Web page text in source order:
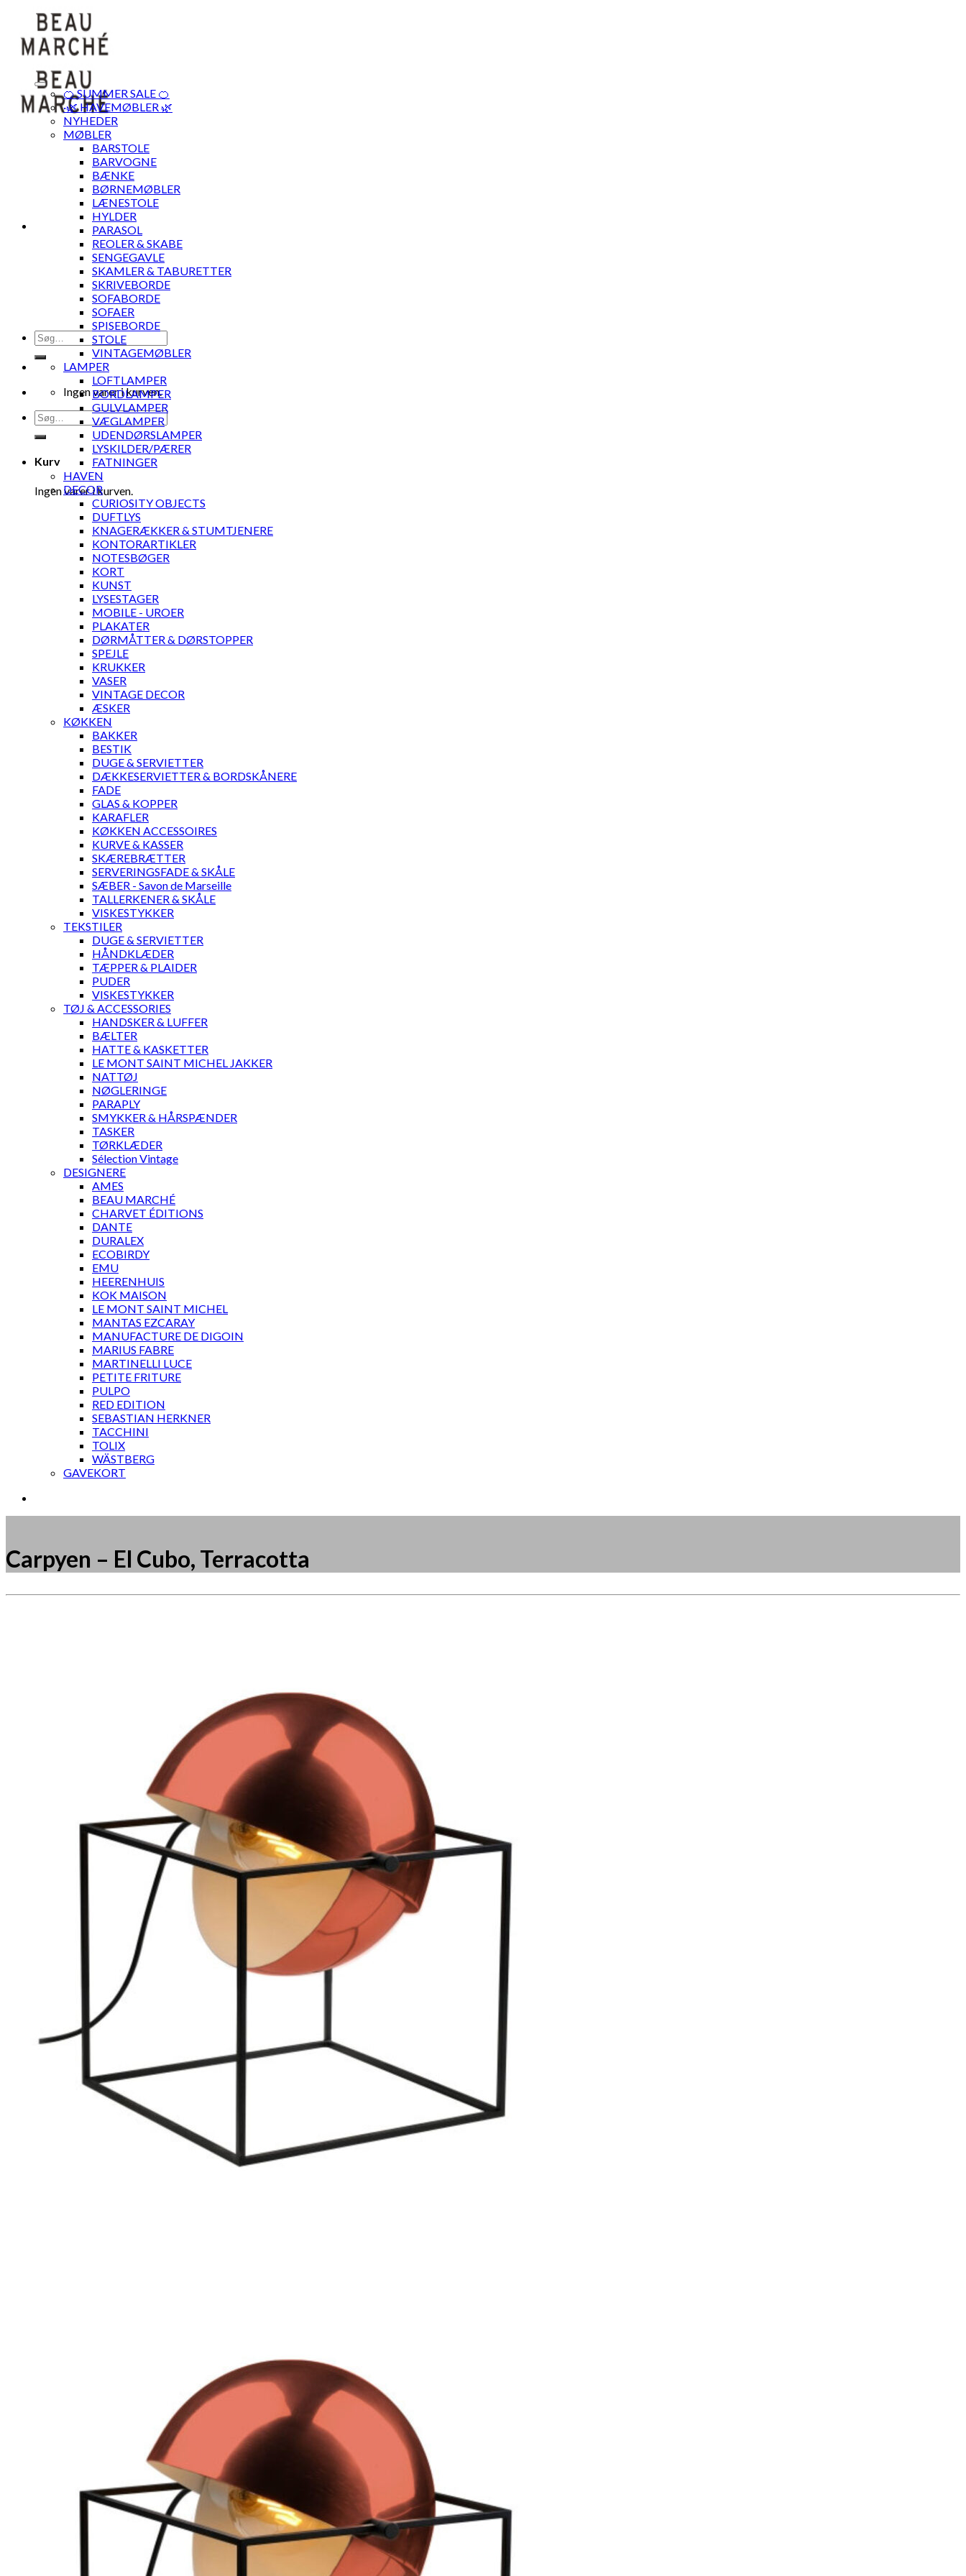
content
Søg
efter:
Ingen varer i kurven.
Søg
efter:
Kurv
Ingen varer i kurven.
🍊 SUMMER SALE 🍊
·🌿 HAVEMØBLER 🌿
NYHEDER
MØBLER
BARSTOLE
BARVOGNE
BÆNKE
BØRNEMØBLER
LÆNESTOLE
HYLDER
PARASOL
REOLER & SKABE
SENGEGAVLE
SKAMLER & TABURETTER
SKRIVEBORDE
SOFABORDE
SOFAER
SPISEBORDE
STOLE
VINTAGEMØBLER
LAMPER
LOFTLAMPER
BORDLAMPER
GULVLAMPER
VÆGLAMPER
UDENDØRSLAMPER
LYSKILDER/PÆRER
FATNINGER
HAVEN
DECOR
CURIOSITY OBJECTS
DUFTLYS
KNAGERÆKKER & STUMTJENERE
KONTORARTIKLER
NOTESBØGER
KORT
KUNST
LYSESTAGER
MOBILE - UROER
PLAKATER
DØRMÅTTER & DØRSTOPPER
SPEJLE
KRUKKER
VASER
VINTAGE DECOR
ÆSKER
KØKKEN
BAKKER
BESTIK
DUGE & SERVIETTER
DÆKKESERVIETTER & BORDSKÅNERE
FADE
GLAS & KOPPER
KARAFLER
KØKKEN ACCESSOIRES
KURVE & KASSER
SKÆREBRÆTTER
SERVERINGSFADE & SKÅLE
SÆBER - Savon de Marseille
TALLERKENER & SKÅLE
VISKESTYKKER
TEKSTILER
DUGE & SERVIETTER
HÅNDKLÆDER
TÆPPER & PLAIDER
PUDER
VISKESTYKKER
TØJ & ACCESSORIES
HANDSKER & LUFFER
BÆLTER
HATTE & KASKETTER
LE MONT SAINT MICHEL JAKKER
NATTØJ
NØGLERINGE
PARAPLY
SMYKKER & HÅRSPÆNDER
TASKER
TØRKLÆDER
Sélection Vintage
DESIGNERE
AMES
BEAU MARCHÉ
CHARVET ÉDITIONS
DANTE
DURALEX
ECOBIRDY
EMU
HEERENHUIS
KOK MAISON
LE MONT SAINT MICHEL
MANTAS EZCARAY
MANUFACTURE DE DIGOIN
MARIUS FABRE
MARTINELLI LUCE
PETITE FRITURE
PULPO
RED EDITION
SEBASTIAN HERKNER
TACCHINI
TOLIX
WÄSTBERG
GAVEKORT
Carpyen – El Cubo, Terracotta
Kasse